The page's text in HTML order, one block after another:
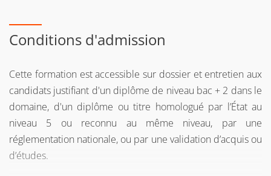
Conditions d'admission
Cette formation est accessible sur dossier et entretien aux
candidats justifiant d'un diplôme de niveau bac + 2 dans le
domaine, d'un diplôme ou titre homologué par l’État au
niveau 5 ou reconnu au même niveau, par une
réglementation nationale, ou par une validation d’acquis ou
d’études.